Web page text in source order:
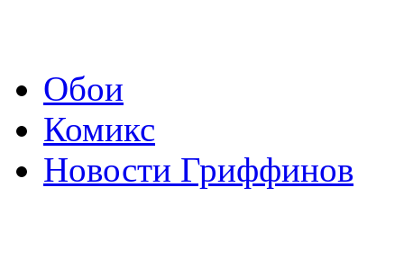
Обои
Комикс
Новости Гриффинов